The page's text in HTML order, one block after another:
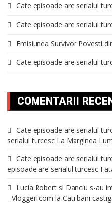
Cate episoade are serialul
Cate episoade are serialul
Emisiunea Survivor Povesti
Cate episoade are serialul
COMENTARII
Cate episoade are serialul
serialul turcesc La Marginea
Cate episoade are serialul
episoade are serialul turcesc
Lucia Robert si Danciu s-au
- Vloggeri.com la Cati bani